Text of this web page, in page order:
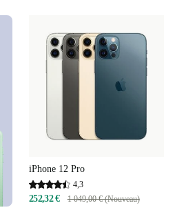
iPhone 12 Pro
4,3
252,32 € 1 049,00 € (Nouveau)